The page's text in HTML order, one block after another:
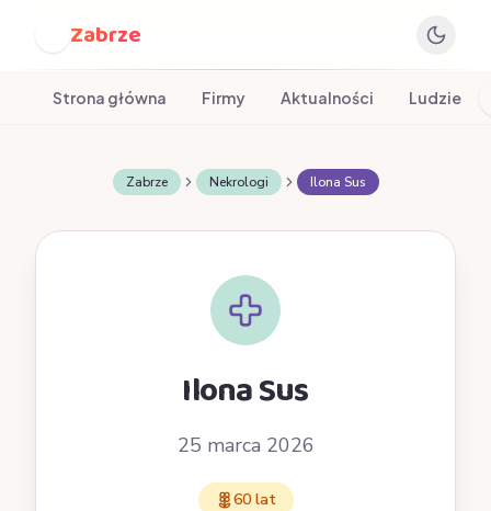
Zabrze
Strona główna Firmy Aktualności Ludzie
Zabrze Nekrologi Ilona Sus
Ilona Sus
25 marca 2026
60 lat